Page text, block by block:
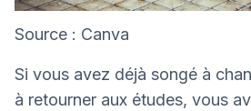
Source : Canva
Si vous avez déjà songé à
à retourner aux études, vous